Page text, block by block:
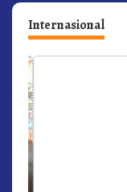
Internasional